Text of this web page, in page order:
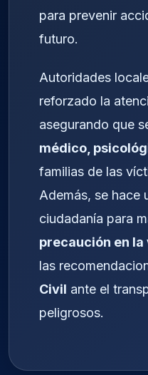
para prevenir
futuro.
Autoridades
reforzado la
asegurando que
médico,
familias de las
Además, se hace
ciudadanía para
precaución en la
las
Civil ante el
peligrosos.